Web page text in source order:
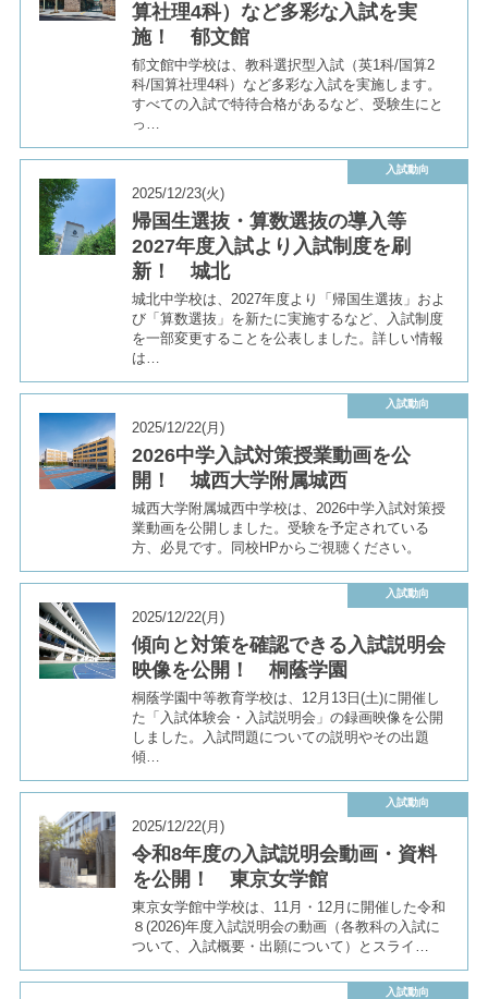
算社理4科）など多彩な入試を実
施！ 郁文館
郁文館中学校は、教科選択型入試（英1科/国算2
科/国算社理4科）など多彩な入試を実施します。
すべての入試で特待合格があるなど、受験生にと
っ…
入試動向
2025/12/23(火)
帰国生選抜・算数選抜の導入等
2027年度入試より入試制度を刷
新！ 城北
城北中学校は、2027年度より「帰国生選抜」およ
び「算数選抜」を新たに実施するなど、入試制度
を一部変更することを公表しました。詳しい情報
は…
入試動向
2025/12/22(月)
2026中学入試対策授業動画を公
開！ 城西大学附属城西
城西大学附属城西中学校は、2026中学入試対策授
業動画を公開しました。受験を予定されている
方、必見です。同校HPからご視聴ください。
入試動向
2025/12/22(月)
傾向と対策を確認できる入試説明会
映像を公開！ 桐蔭学園
桐蔭学園中等教育学校は、12月13日(土)に開催し
た「入試体験会・入試説明会」の録画映像を公開
しました。入試問題についての説明やその出題
傾…
入試動向
2025/12/22(月)
令和8年度の入試説明会動画・資料
を公開！ 東京女学館
東京女学館中学校は、11月・12月に開催した令和
８(2026)年度入試説明会の動画（各教科の入試に
ついて、入試概要・出願について）とスライ…
入試動向